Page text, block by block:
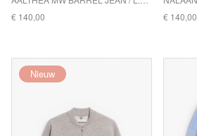
€ 140,00
€ 140,00
Nieuw